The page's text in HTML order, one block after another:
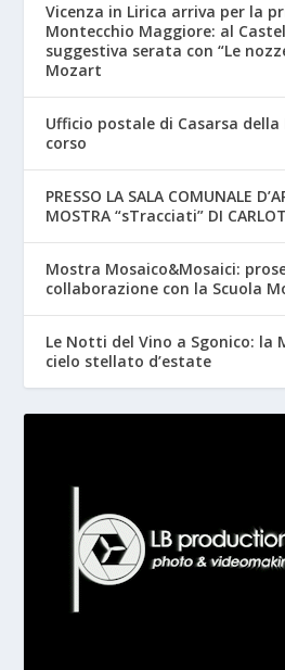
Vicenza in Lirica arriva per la
Montecchio Maggiore: al
suggestiva serata con “Le
Mozart
Ufficio postale di Casarsa
corso
PRESSO LA SALA COMUNALE
MOSTRA “sTracciati” DI
Mostra Mosaico&Mosaici:
collaborazione con la Scuola
Le Notti del Vino a Sgonico: la
cielo stellato d’estate